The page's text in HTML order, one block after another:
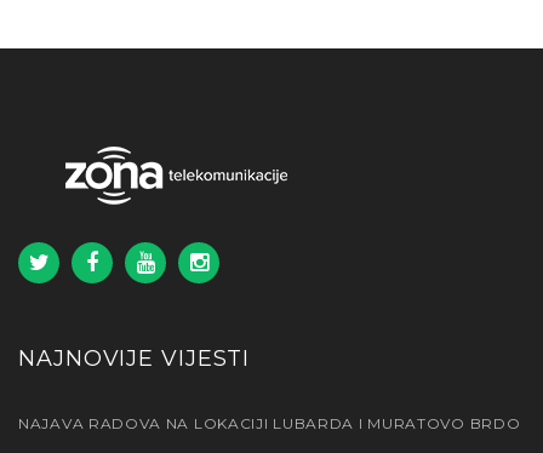
NAJNOVIJE VIJESTI
NAJAVA RADOVA NA LOKACIJI LUBARDA I MURATOVO BRDO